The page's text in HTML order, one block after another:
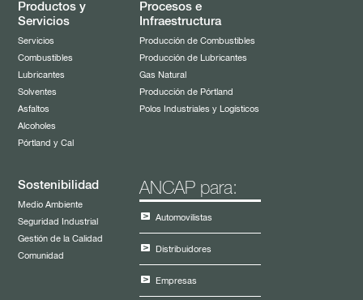
Productos y
Servicios
Servicios
Combustibles
Lubricantes
Solventes
Asfaltos
Alcoholes
Pórtland y Cal
Procesos e
Infraestructura
Producción de Combustibles
Producción de Lubricantes
Gas Natural
Producción de Pórtland
Polos Industriales y Logísticos
Sostenibilidad
Medio Ambiente
Seguridad Industrial
Gestión de la Calidad
Comunidad
ANCAP para:
Automovilistas
Distribuidores
Empresas